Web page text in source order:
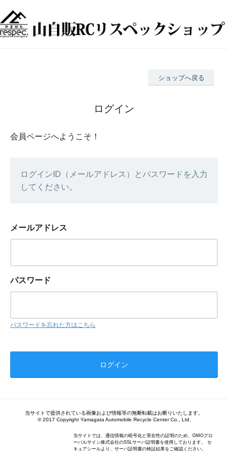
ショップへ戻る
ログイン
会員ページへようこそ！
ログインID（メールアドレス）とパスワードを入力
してください。
メールアドレス
パスワード
パスワードを忘れた方はこちら
当サイトで提供されている画像および情報等の無断転載はお断りいたします。
© 2017 Copyright Yamagata Automobile Recycle Center Co., Ltd.
当サイトでは、通信情報の暗号化と実在性の証明のため、GMOグロ
ーバルサイン株式会社のSSLサーバ証明書を使用しております。 セ
キュアシールより、サーバ証明書の検証結果をご確認ください。